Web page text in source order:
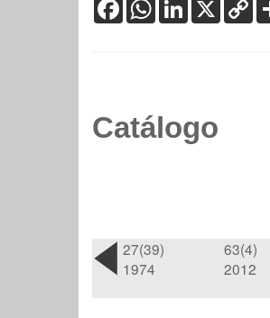
Catálogo
27(39)
1974
63(4)
2012